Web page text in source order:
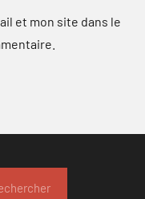
et mon site dans le